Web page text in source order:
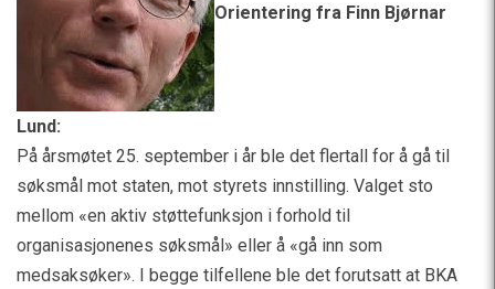
Orientering fra Finn Bjørnar
Lund:
På årsmøtet 25. september i år ble det flertall for å gå til
søksmål mot staten, mot styrets innstilling. Valget sto
mellom «en aktiv støttefunksjon i forhold til
organisasjonenes søksmål» eller å «gå inn som
medsaksøker». I begge tilfellene ble det forutsatt at BKA